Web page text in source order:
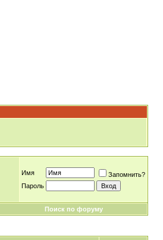
Имя
Запомнить?
Пароль
Поиск по форуму